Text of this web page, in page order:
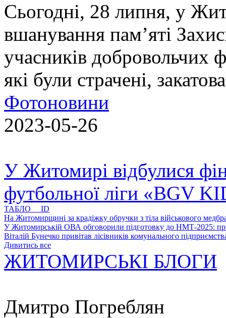
Сьогодні, 28 липня, у
вшанування пам’яті
учасників добровольчих
які були страчені,
Фотоновини
2023-05-26
У Житомирі відбулися
футбольної ліги «BGV
ТАБЛО ID
На Житомирщині за крадіжку обручки з тіла військового
У Житомирській ОВА обговорили підготовку до НМТ-2025:
Віталій Бунечко привітав лісівників комунального
Дивитись все
ЖИТОМИРСЬКІ БЛОГИ
Дмитро Погреблян